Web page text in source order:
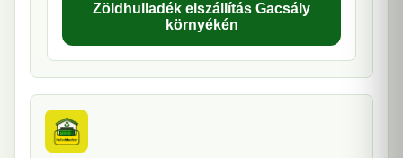
Zöldhulladék elszállítás Gacsály
környékén